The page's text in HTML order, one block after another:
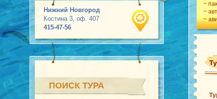
Нижний Новгород
Костина 3, оф. 407
415-47-56
~
~
~
ПОИСК ТУРА